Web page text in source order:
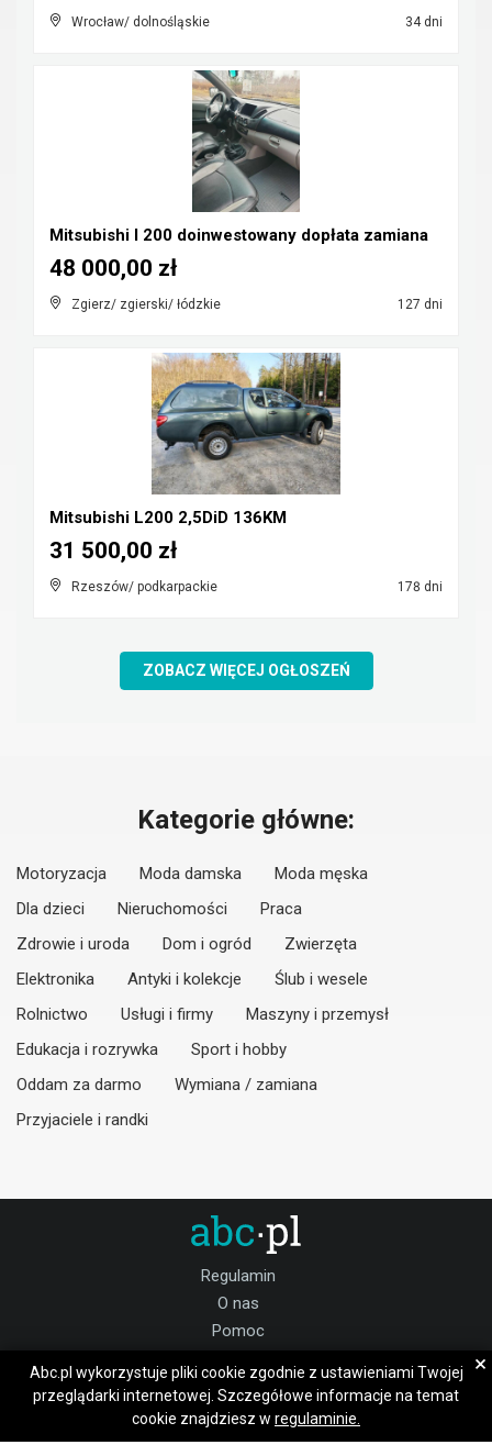
Wrocław/ dolnośląskie 34 dni
Mitsubishi l 200 doinwestowany dopłata zamiana
Zgierz/ zgierski/ łódzkie 127 dni
48 000,00 zł
Mitsubishi L200 2,5DiD 136KM
Rzeszów/ podkarpackie 178 dni
31 500,00 zł
ZOBACZ WIĘCEJ OGŁOSZEŃ
Kategorie główne:
Motoryzacja Moda damska
Moda męska
Dla dzieci
Nieruchomości
Praca
Zdrowie i uroda
Dom i ogród
Zwierzęta
Elektronika
Antyki i kolekcje
Ślub i wesele
Rolnictwo
Usługi i firmy
Maszyny i przemysł
Edukacja i rozrywka
Sport i hobby
Oddam za darmo
Wymiana / zamiana
Przyjaciele i randki
Regulamin
O nas
Pomoc
Praca krośnieński
Dołącz do nas:
Abc.pl wykorzystuje pliki cookie zgodnie z ustawieniami Twojej
przeglądarki internetowej. Szczegółowe informacje na temat
cookie znajdziesz w regulaminie.
×